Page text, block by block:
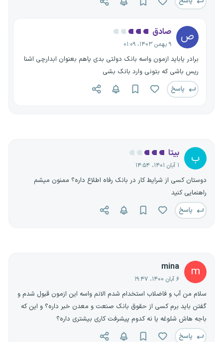
ص صادق
۹ بهمن ۱۴۰۳، ۰۱:۰۹
برادر یاباید ازمون واسه بانک دولتی بدی یاهم بعنوان ابدارچی اشنا
ریس باشی که بتونی وارد بانک بشی
پاسخ
ب بیتا
۱ آبان ۱۴۰۱، ۱۴:۵۴
دوستان کسی از شرایط کار در بانک رفاه اطلاع داره؟ ممنون میشم
راهنمایی کنید
پاسخ
m
mina
۶ آبان ۱۴۰۰، ۱۹:۴۷
سلام من آب و فاضلاب استخدام شدم الانم واسه این ازمون قبول شدم و
گفتن باید برم‌ کسی از حقوق بانک صنعت و معدن خبر داره؟ و این که
باجه هاش شلوغه یا نه کدوم پیشرفت کاری بیشتری داره؟
پاسخ